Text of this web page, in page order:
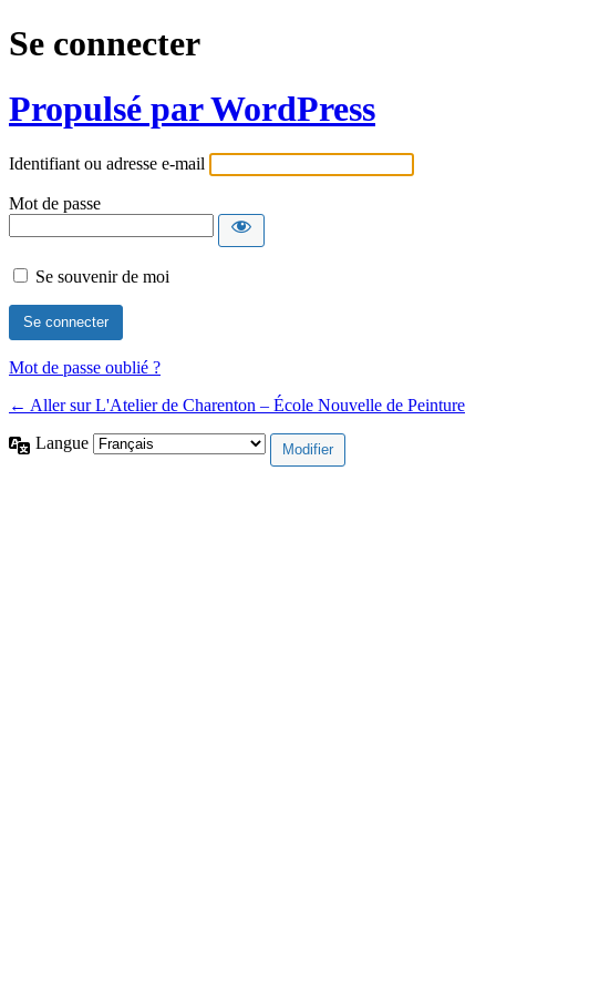
Se connecter
Propulsé par WordPress
Identifiant ou adresse e-mail
Mot de passe
Se souvenir de moi
Mot de passe oublié ?
← Aller sur L'Atelier de Charenton – École Nouvelle de Peinture
Langue